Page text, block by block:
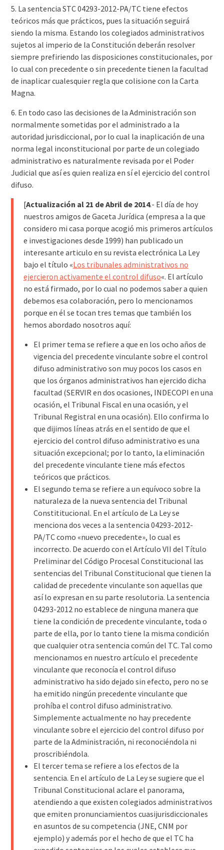
5. La sentencia STC 04293-2012-PA/TC tiene efectos
teóricos más que prácticos, pues la situación seguirá
siendo la misma. Estando los colegiados administrativos
sujetos al imperio de la Constitución deberán resolver
siempre prefiriendo las disposiciones constitucionales, por
lo cual con precedente o sin precedente tienen la facultad
de inaplicar cualesquier regla que colisione con la Carta
Magna.
6. En todo caso las decisiones de la Administración son
normalmente sometidas por el administrado a la
autoridad jurisdiccional, por lo cual la inaplicación de una
norma legal inconstitucional por parte de un colegiado
administrativo es naturalmente revisada por el Poder
Judicial que así es quien realiza en sí el ejercicio del control
difuso.
[Actualización al 21 de Abril de 2014.- El día de hoy
nuestros amigos de Gaceta Jurídica (empresa a la que
considero mi casa porque acogió mis primeros artículos
e investigaciones desde 1999) han publicado un
interesante articulo en su revista electrónica La Ley
bajo el título «Los tribunales administrativos no
ejercieron activamente el control difuso«. El artículo
no está firmado, por lo cual no podemos saber a quien
debemos esa colaboración, pero lo mencionamos
porque en él se tocan tres temas que también los
hemos abordado nosotros aquí:
El primer tema se refiere a que en los ocho años de
vigencia del precedente vinculante sobre el control
difuso administrativo son muy pocos los casos en
que los órganos administrativos han ejercido dicha
facultad (SERVIR en dos ocasiones, INDECOPI en una
ocasión, el Tribunal Fiscal en una ocasión, y el
Tribunal Registral en una ocasión). Ello confirma lo
que dijimos líneas atrás en el sentido de que el
ejercicio del control difuso administrativo es una
situación excepcional; por lo tanto, la eliminación
del precedente vinculante tiene más efectos
teóricos que prácticos.
El segundo tema se refiere a un equívoco sobre la
naturaleza de la nueva sentencia del Tribunal
Constititucional. En el artículo de La Ley se
menciona dos veces a la sentencia 04293-2012-
PA/TC como «nuevo precedente», lo cual es
incorrecto. De acuerdo con el Artículo VII del Título
Preliminar del Código Procesal Constitucional las
sentencias del Tribunal Constitucional que tienen la
calidad de precedente vinculante son aquellas que
así lo expresan en su parte resolutoria. La sentencia
04293-2012 no establece de ninguna manera que
tiene la condición de precedente vinculante, toda o
parte de ella, por lo tanto tiene la misma condición
que cualquier otra sentencia común del TC. Tal como
mencionamos en nuestro artículo el precedente
vinculante que reconocía el control difuso
administrativo ha sido dejado sin efecto, pero no se
ha emitido ningún precedente vinculante que
prohíba el control difuso administrativo.
Simplemente actualmente no hay precedente
vinculante sobre el ejercicio del control difuso por
parte de la Administración, ni reconociéndola ni
proscribiéndola.
El tercer tema se refiere a los efectos de la
sentencia. En el artículo de La Ley se sugiere que el
Tribunal Constitucional aclare el panorama,
atendiendo a que existen colegiados administrativos
que emiten pronunciamientos cuasijurisdiccionales
en asuntos de su competencia (JNE, CNM por
ejemplo) y además por el hecho de que el TC ha